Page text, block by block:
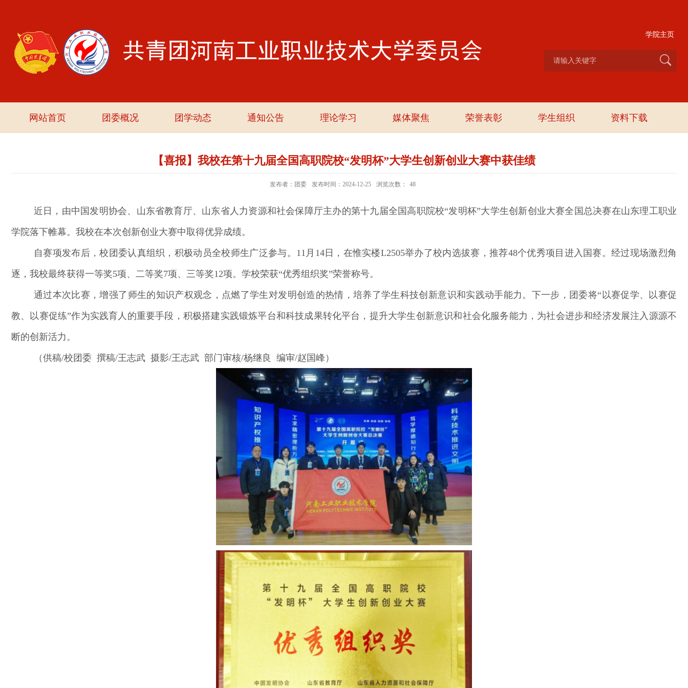
学院主页
网站首页 团委概况 团学动态 通知公告 理论学习 媒体聚焦 荣誉表彰 学生组织 资料下载
【喜报】我校在第十九届全国高职院校“发明杯”大学生创新创业大赛中获佳绩
发布者：团委 发布时间：2024-12-25 浏览次数： 48
近日，由中国发明协会、山东省教育厅、山东省人力资源和社会保障厅主办的第十九届全国高职院校“发明杯”大学生创新创业大赛全国总决赛在山东理工职业
学院落下帷幕。我校在本次创新创业大赛中取得优异成绩。
自赛项发布后，校团委认真组织，积极动员全校师生广泛参与。11月14日，在惟实楼L2505举办了校内选拔赛，推荐48个优秀项目进入国赛。经过现场激烈角
逐，我校最终获得一等奖5项、二等奖7项、三等奖12项。学校荣获“优秀组织奖”荣誉称号。
通过本次比赛，增强了师生的知识产权观念，点燃了学生对发明创造的热情，培养了学生科技创新意识和实践动手能力。下一步，团委将“以赛促学、以赛促
教、以赛促练”作为实践育人的重要手段，积极搭建实践锻炼平台和科技成果转化平台，提升大学生创新意识和社会化服务能力，为社会进步和经济发展注入源源不
断的创新活力。
（供稿/校团委 撰稿/王志武 摄影/王志武 部门审核/杨继良 编审/赵国峰）